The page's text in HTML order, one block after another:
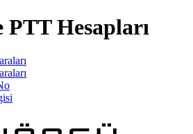
PTT Hesapları